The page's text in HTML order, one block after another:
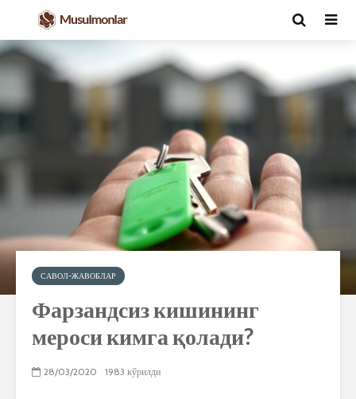
САВОЛ-ЖАВОБЛАР
Фарзандсиз кишининг
мероси кимга қолади?
28/03/2020 1983 кўрилди